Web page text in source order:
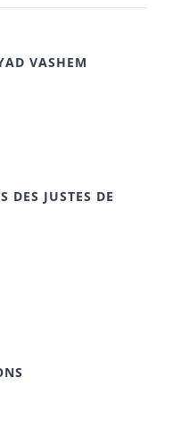
VASHEM
DES JUSTES DE